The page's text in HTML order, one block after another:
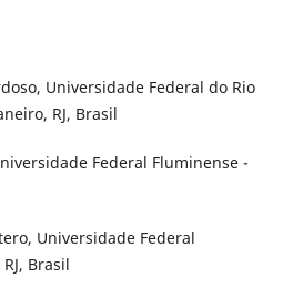
Universidade Federal do Rio
RJ, Brasil
Federal Fluminense -
Universidade Federal
Brasil